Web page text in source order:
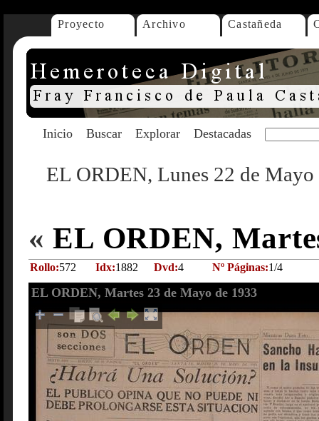
Proyecto Archivo Castañeda
Inicio Buscar Explorar Destacadas
EL ORDEN, Lunes 22 de Mayo
« EL ORDEN,
Rollo:572 Idx:1882 Dvd:4 Nº Páginas:1/4
EL ORDEN, Martes 23 de Mayo de 1933